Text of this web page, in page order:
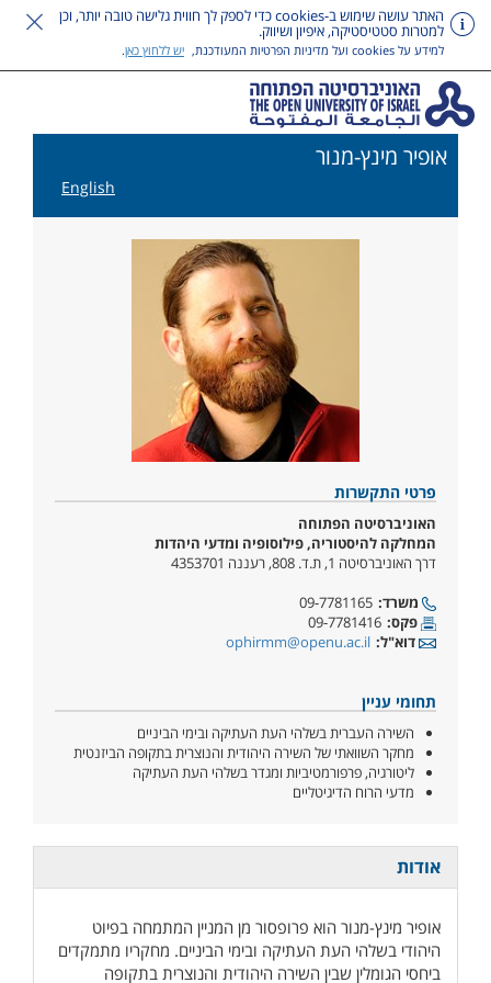
האתר עושה שימוש ב-cookies כדי לספק לך חווית גלישה טובה יותר, וכן
למטרות סטטיסטיקה, איפיון ושיווק.
למידע על cookies ועל מדיניות הפרטיות המעודכנת, יש ללחוץ כאן.
אופיר מינץ-מנור
English
פרטי התקשרות
האוניברסיטה הפתוחה
המחלקה להיסטוריה, פילוסופיה ומדעי היהדות
דרך האוניברסיטה 1, ת.ד. 808, רעננה 4353701
משרד: 09-7781165
פקס: 09-7781416
דוא"ל: ophirmm@openu.ac.il
תחומי עניין
השירה העברית בשלהי העת העתיקה ובימי הביניים
מחקר השוואתי של השירה היהודית והנוצרית בתקופה הביזנטית
ליטורגיה, פרפורמטיביות ומגדר בשלהי העת העתיקה
מדעי הרוח הדיגיטליים
אודות
אופיר מינץ-מנור הוא פרופסור מן המניין המתמחה בפיוט
היהודי בשלהי העת העתיקה ובימי הביניים. מחקריו מתמקדים
ביחסי הגומלין שבין השירה היהודית והנוצרית בתקופה